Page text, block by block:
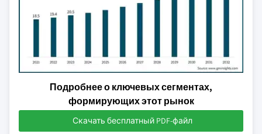
Подробнее о ключевых сегментах,
формирующих этот рынок
Скачать бесплатный PDF-файл